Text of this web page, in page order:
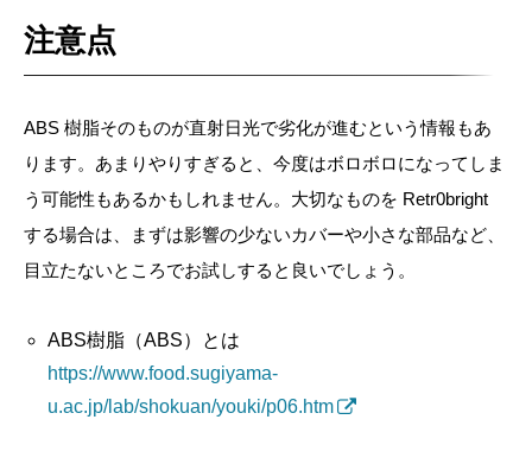
注意点
ABS 樹脂そのものが直射日光で劣化が進むという情報もあ
ります。あまりやりすぎると、今度はボロボロになってしま
う可能性もあるかもしれません。大切なものを Retr0bright
する場合は、まずは影響の少ないカバーや小さな部品など、
目立たないところでお試しすると良いでしょう。
ABS樹脂（ABS）とは
https://www.food.sugiyama-
u.ac.jp/lab/shokuan/youki/p06.htm